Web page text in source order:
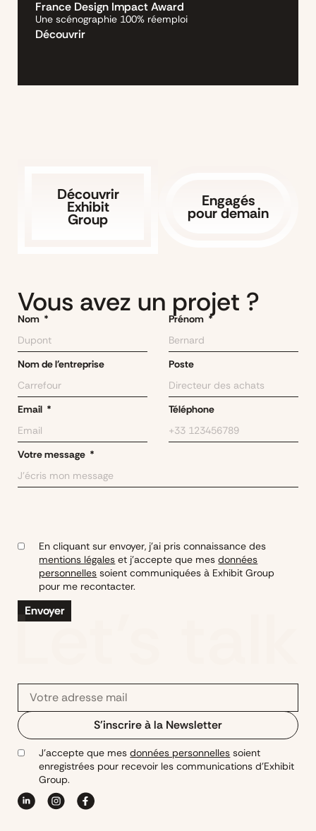
France Design Impact Award
Une scénographie 100% réemploi
Découvrir
Découvrir
Exhibit
Group
Engagés
pour demain
Vous avez un projet ?
Nom Prénom
Nom de l'entreprise Poste
Email Téléphone
Votre message
En cliquant sur envoyer, j’ai pris connaissance des
mentions légales et j’accepte que mesdonnées
personnelles soient communiquées à Exhibit Group
pour me recontacter.
Envoyer
J’accepte que mesdonnées personnelles soient
enregistrées pour recevoir les communications d’Exhibit
Group.
S'inscrire à la Newsletter